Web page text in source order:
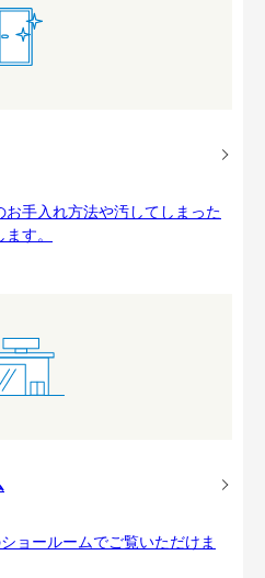
手入れ方法や汚してしまった
す。
ョールームでご覧いただけま